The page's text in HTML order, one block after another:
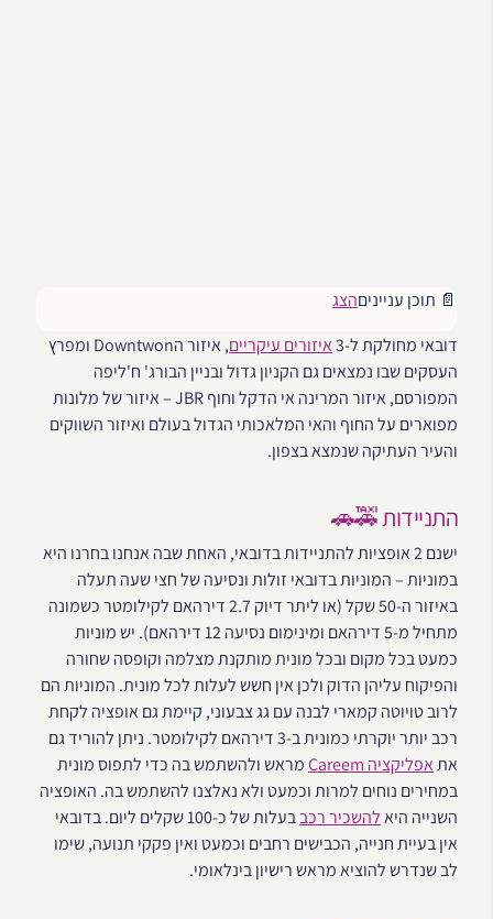
📄 תוכן ענייניםהצג
דובאי מחולקת ל-3 איזורים עיקריים
, איזור הDowntwon ומפרץ
העסקים שבו נמצאים גם הקניון גדול ובניין הבורג' ח'ליפה
המפורסם, איזור המרינה אי הדקל וחוף JBR – איזור של מלונות
מפוארים על החוף והאי המלאכותי הגדול בעולם ואיזור השווקים
והעיר העתיקה שנמצא בצפון.
התניידות 🚕🚗
ישנם 2 אופציות להתניידות בדובאי, האחת שבה אנחנו בחרנו היא
במוניות – המוניות בדובאי זולות ונסיעה של חצי שעה תעלה
באיזור ה-50 שקל (או ליתר דיוק 2.7 דירהאם לקילומטר כשמונה
מתחיל מ-5 דירהאם ומינימום נסיעה 12 דירהאם). יש מוניות
כמעט בכל מקום ובכל מונית מותקנת מצלמה וקופסה שחורה
והפיקוח עליהן הדוק ולכן אין חשש לעלות לכל מונית. המוניות הם
לרוב טויוטה קמארי לבנה עם גג צבעוני, קיימת גם אופציה לקחת
רכב יותר יוקרתי כמונית ב-3 דירהאם לקילומטר. ניתן להוריד גם
אתאפליקציה Careem
מראש ולהשתמש בה כדי לתפוס מונית
במחירים נוחים למרות וכמעט ולא נאלצנו להשתמש בה. האופציה
השנייה היאלהשכיר רכב
בעלות של כ-100 שקלים ליום. בדובאי
אין בעיית חנייה, הכבישים רחבים וכמעט ואין פקקי תנועה, שימו
לב שנדרש להוציא מראש רישיון בינלאומי.